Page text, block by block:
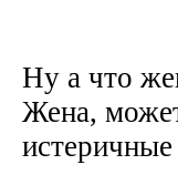
Ну а что
Жена,